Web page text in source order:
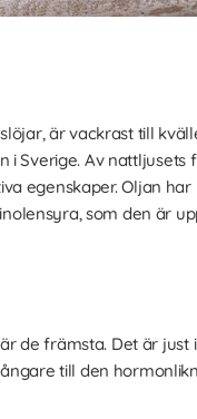
är vackrast till
i Sverige. Av nattljusets
egenskaper. Oljan
som den är
de främsta. Det är just
till den